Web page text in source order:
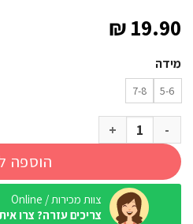
₪19.90
מידה
5-6
7-8
כמות של חולצה מנדפת Regatta Alvarado כחול ילדים
הוספה
צוות מכירות / Online
צריכים עזרה? צרו